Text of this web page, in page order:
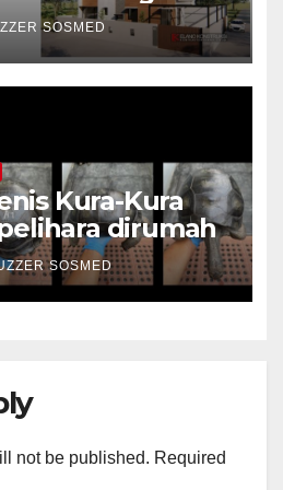
SOSMED
Kura-Kura
dirumah
SOSMED
not be published. Required